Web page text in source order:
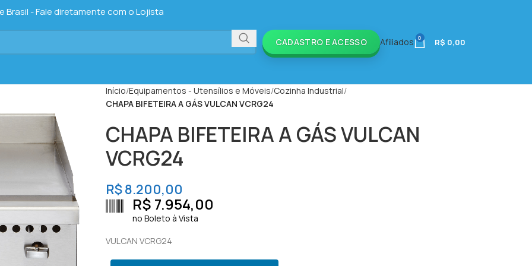
- Fale diretamente com o Lojista
CADASTRO E ACESSO Afiliados 0 R$ 0,00
Início Equipamentos - Utensílios e Móveis Cozinha Industrial
CHAPA BIFETEIRA A GÁS VULCAN VCRG24
CHAPA BIFETEIRA A GÁS VULCAN
VCRG24
R$8.200,00
R$ 7.954,00
no Boleto à Vista
VULCAN VCRG24